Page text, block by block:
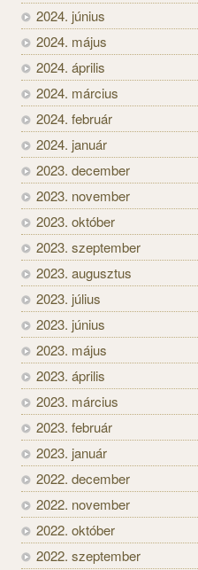
2024. június
2024. május
2024. április
2024. március
2024. február
2024. január
2023. december
2023. november
2023. október
2023. szeptember
2023. augusztus
2023. július
2023. június
2023. május
2023. április
2023. március
2023. február
2023. január
2022. december
2022. november
2022. október
2022. szeptember